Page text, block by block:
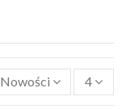
Nowości 4